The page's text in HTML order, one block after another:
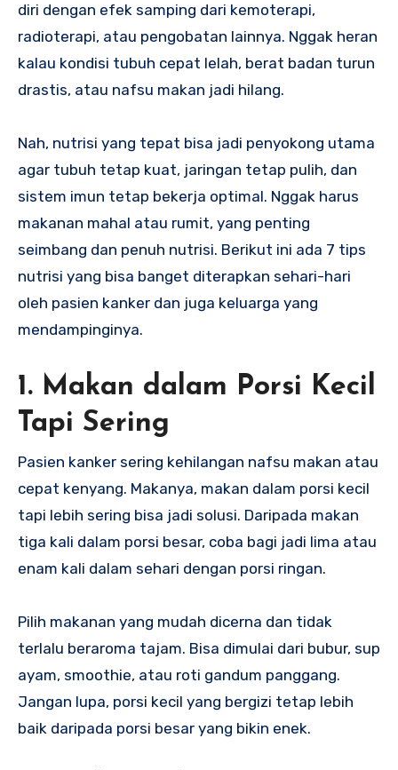
diri dengan efek samping dari kemoterapi,
radioterapi, atau pengobatan lainnya. Nggak heran
kalau kondisi tubuh cepat lelah, berat badan turun
drastis, atau nafsu makan jadi hilang.
Nah, nutrisi yang tepat bisa jadi penyokong utama
agar tubuh tetap kuat, jaringan tetap pulih, dan
sistem imun tetap bekerja optimal. Nggak harus
makanan mahal atau rumit, yang penting
seimbang dan penuh nutrisi. Berikut ini ada 7 tips
nutrisi yang bisa banget diterapkan sehari-hari
oleh pasien kanker dan juga keluarga yang
mendampinginya.
1. Makan dalam Porsi Kecil
Tapi Sering
Pasien kanker sering kehilangan nafsu makan atau
cepat kenyang. Makanya, makan dalam porsi kecil
tapi lebih sering bisa jadi solusi. Daripada makan
tiga kali dalam porsi besar, coba bagi jadi lima atau
enam kali dalam sehari dengan porsi ringan.
Pilih makanan yang mudah dicerna dan tidak
terlalu beraroma tajam. Bisa dimulai dari bubur, sup
ayam, smoothie, atau roti gandum panggang.
Jangan lupa, porsi kecil yang bergizi tetap lebih
baik daripada porsi besar yang bikin enek.